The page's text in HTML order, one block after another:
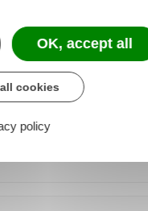
peut demander
OK, accept all
cookies
policy